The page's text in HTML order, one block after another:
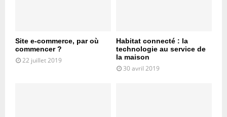
Site e-commerce, par où
commencer ?
22 juillet 2019
Habitat connecté : la
technologie au service de
la maison
30 avril 2019